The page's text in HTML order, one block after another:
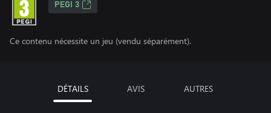
PEGI 3
Ce contenu nécessite un jeu (vendu séparément).
DÉTAILS AVIS AUTRES